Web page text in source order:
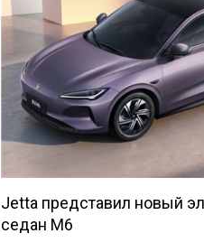
Jetta представил новый
седан M6